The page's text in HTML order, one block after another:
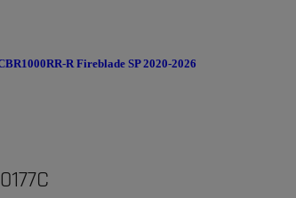
R Fireblade SP 2020-2026